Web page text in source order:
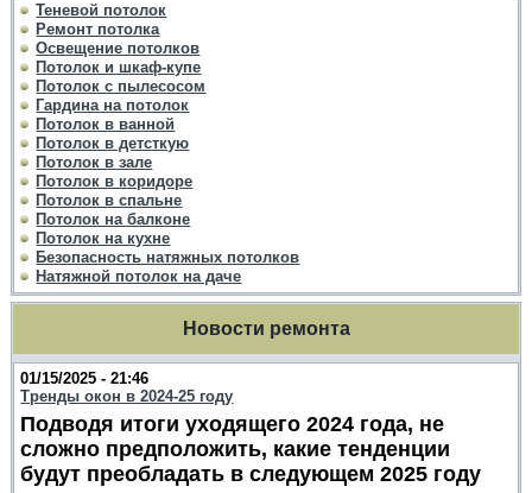
Теневой потолок
Ремонт потолка
Освещение потолков
Потолок и шкаф-купе
Потолок с пылесосом
Гардина на потолок
Потолок в ванной
Потолок в детсткую
Потолок в зале
Потолок в коридоре
Потолок в спальне
Потолок на балконе
Потолок на кухне
Безопасность натяжных потолков
Натяжной потолок на даче
Новости ремонта
01/15/2025 - 21:46
Тренды окон в 2024-25 году
Подводя итоги уходящего 2024 года, не
сложно предположить, какие тенденции
будут преобладать в следующем 2025 году